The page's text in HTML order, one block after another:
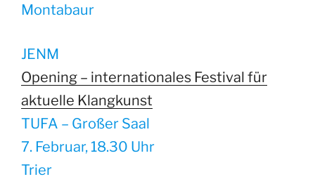
Montabaur
JENM
Opening – internationales Festival für
aktuelle Klangkunst
TUFA – Großer Saal
7. Februar, 18.30 Uhr
Trier